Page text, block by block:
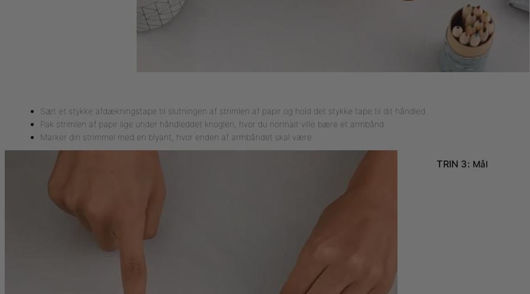
Sæt et stykke afdækningstape til slutningen af strimlen af papir og hold det stykke tape til dit håndled.
Pak strimlen af papir lige under håndleddet knoglen, hvor du normalt ville bære et armbånd.
Marker din strimmel med en blyant, hvor enden af armbåndet skal være.
TRIN 3: Mål